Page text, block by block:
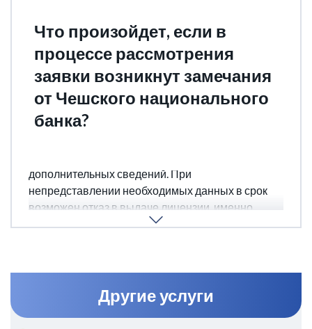
Что произойдет, если в
процессе рассмотрения
заявки возникнут замечания
от Чешского национального
банка?
дополнительных сведений. При
непредставлении необходимых данных в срок
возможен отказ в выдаче лицензии, именно
поэтому следует обратиться к специалистам,
Другие услуги